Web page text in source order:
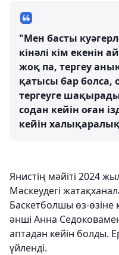
"Мен басты
кінәлі кім екенін
жоқ па, тергеу
қатысы бар болса,
тергеуге
содан кейін оған
кейін
Янистің мәйіті 2024
Мәскеудегі
Баскетболшы өз-
әнші Анна
аптадан кейін болды.
үйленді.